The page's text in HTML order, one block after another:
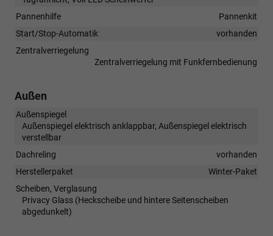
Pannenhilfe
Pannenkit
Start/Stop-Automatik
vorhanden
Zentralverriegelung
Zentralverriegelung mit Funkfernbedienung
Außen
Außenspiegel
Außenspiegel elektrisch anklappbar, Außenspiegel elektrisch
verstellbar
Dachreling
vorhanden
Herstellerpaket
Winter-Paket
Scheiben, Verglasung
Privacy Glass (Heckscheibe und hintere Seitenscheiben
abgedunkelt)